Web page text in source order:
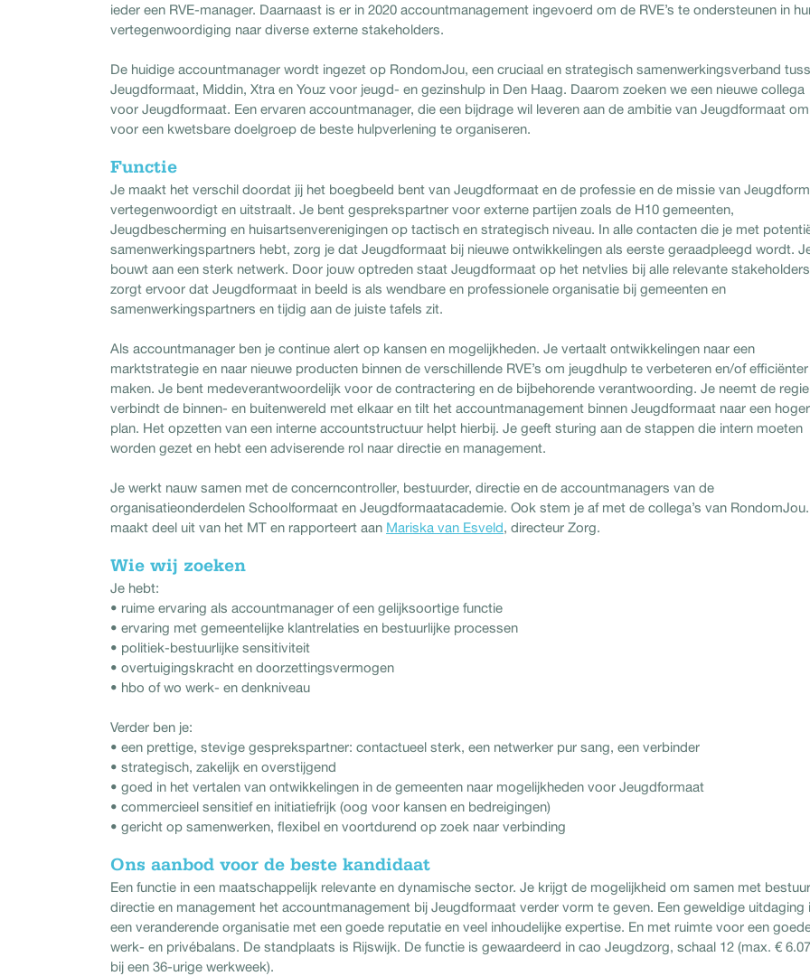
ieder een RVE-manager. Daarnaast is er in 2020 accountmanagement ingevoerd om de RVE’s te ondersteunen in
vertegenwoordiging naar diverse externe stakeholders.
De huidige accountmanager wordt ingezet op RondomJou, een cruciaal en strategisch samenwerkingsverband
Jeugdformaat, Middin, Xtra en Youz voor jeugd- en gezinshulp in Den Haag. Daarom zoeken we een nieuwe collega
voor Jeugdformaat. Een ervaren accountmanager, die een bijdrage wil leveren aan de ambitie van Jeugdformaat om
voor een kwetsbare doelgroep de beste hulpverlening te organiseren.
Functie
Je maakt het verschil doordat jij het boegbeeld bent van Jeugdformaat en de professie en de missie van
vertegenwoordigt en uitstraalt. Je bent gesprekspartner voor externe partijen zoals de H10 gemeenten,
Jeugdbescherming en huisartsenverenigingen op tactisch en strategisch niveau. In alle contacten die je met
samenwerkingspartners hebt, zorg je dat Jeugdformaat bij nieuwe ontwikkelingen als eerste geraadpleegd wordt.
bouwt aan een sterk netwerk. Door jouw optreden staat Jeugdformaat op het netvlies bij alle relevante
zorgt ervoor dat Jeugdformaat in beeld is als wendbare en professionele organisatie bij gemeenten en
samenwerkingspartners en tijdig aan de juiste tafels zit.
Als accountmanager ben je continue alert op kansen en mogelijkheden. Je vertaalt ontwikkelingen naar een
marktstrategie en naar nieuwe producten binnen de verschillende RVE’s om jeugdhulp te verbeteren en/of
maken. Je bent medeverantwoordelijk voor de contractering en de bijbehorende verantwoording. Je neemt de
verbindt de binnen- en buitenwereld met elkaar en tilt het accountmanagement binnen Jeugdformaat naar een hoger
plan. Het opzetten van een interne accountstructuur helpt hierbij. Je geeft sturing aan de stappen die intern moeten
worden gezet en hebt een adviserende rol naar directie en management.
Je werkt nauw samen met de concerncontroller, bestuurder, directie en de accountmanagers van de
organisatieonderdelen Schoolformaat en Jeugdformaatacademie. Ook stem je af met de collega’s van
maakt deel uit van het MT en rapporteert aan Mariska van Esveld, directeur Zorg.
Wie wij zoeken
Je hebt:
• ruime ervaring als accountmanager of een gelijksoortige functie
• ervaring met gemeentelijke klantrelaties en bestuurlijke processen
• politiek-bestuurlijke sensitiviteit
• overtuigingskracht en doorzettingsvermogen
• hbo of wo werk- en denkniveau
Verder ben je:
• een prettige, stevige gesprekspartner: contactueel sterk, een netwerker pur sang, een verbinder
• strategisch, zakelijk en overstijgend
• goed in het vertalen van ontwikkelingen in de gemeenten naar mogelijkheden voor Jeugdformaat
• commercieel sensitief en initiatiefrijk (oog voor kansen en bedreigingen)
• gericht op samenwerken, flexibel en voortdurend op zoek naar verbinding
Ons aanbod voor de beste kandidaat
Een functie in een maatschappelijk relevante en dynamische sector. Je krijgt de mogelijkheid om samen met
directie en management het accountmanagement bij Jeugdformaat verder vorm te geven. Een geweldige uitdaging
een veranderende organisatie met een goede reputatie en veel inhoudelijke expertise. En met ruimte voor een
werk- en privébalans. De standplaats is Rijswijk. De functie is gewaardeerd in cao Jeugdzorg, schaal 12 (max. €
bij een 36-urige werkweek).